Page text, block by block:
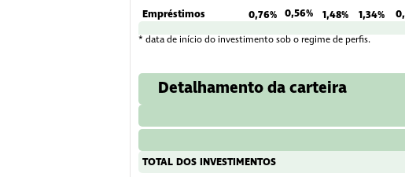
Empréstimos 0,76% 0,56% 1,48% 1,34%
* data de início do investimento sob o regime de perfis.
Detalhamento da carteira
TOTAL DOS INVESTIMENTOS